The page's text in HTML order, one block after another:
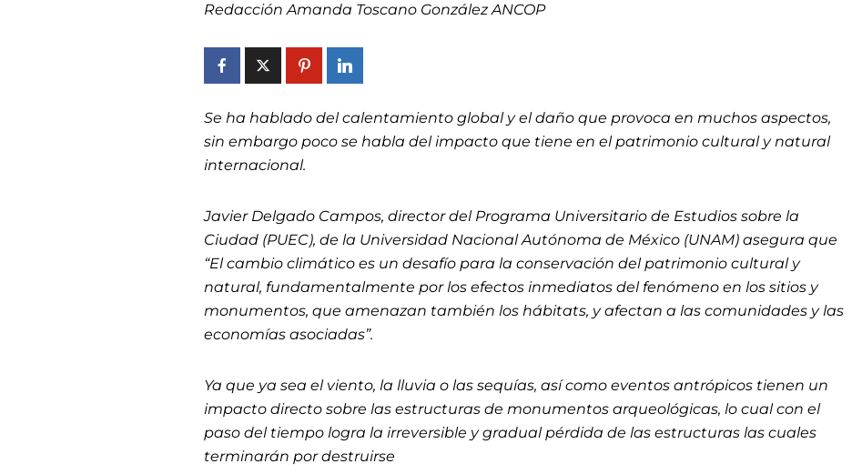
Redacción Amanda Toscano González ANCOP
Se ha hablado del calentamiento global y el daño que provoca en muchos aspectos,
sin embargo poco se habla del impacto que tiene en el patrimonio cultural y natural
internacional.
Javier Delgado Campos, director del Programa Universitario de Estudios sobre la
Ciudad (PUEC), de la Universidad Nacional Autónoma de México (UNAM) asegura que
“El cambio climático es un desafío para la conservación del patrimonio cultural y
natural, fundamentalmente por los efectos inmediatos del fenómeno en los sitios y
monumentos, que amenazan también los hábitats, y afectan a las comunidades y las
economías asociadas”.
Ya que ya sea el viento, la lluvia o las sequías, así como eventos antrópicos tienen un
impacto directo sobre las estructuras de monumentos arqueológicas, lo cual con el
paso del tiempo logra la irreversible y gradual pérdida de las estructuras las cuales
terminarán por destruirse